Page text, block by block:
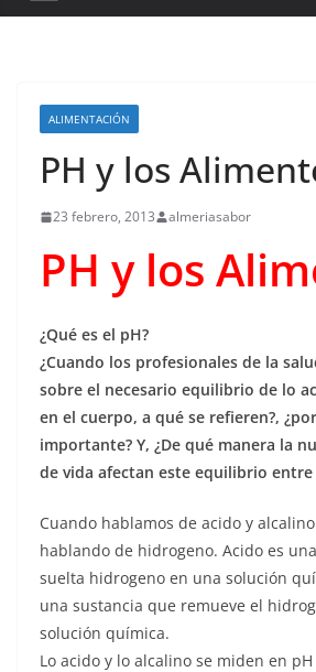
ALIMENTACIÓN
PH y los
23 febrero, 2013 almeriasabor
PH y los Al
¿Qué es el pH?
¿Cuando los profesionales de la
sobre el necesario equilibrio de lo
en el cuerpo, a qué se refieren?,
importante? Y, ¿De qué manera la
de vida afectan este equilibrio entre
Cuando hablamos de acido y
hablando de hidrogeno. Acido es
suelta hidrogeno en una solución
una sustancia que remueve el
solución química.
Lo acido y lo alcalino se miden en